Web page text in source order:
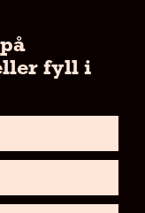
fyll i